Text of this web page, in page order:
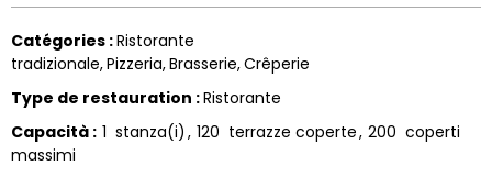
Catégories :Ristorante
tradizionale Pizzeria Brasserie Crêperie
Type de restauration :Ristorante
Capacità : 1 stanza(i) 120 terrazze coperte 200 coperti
massimi